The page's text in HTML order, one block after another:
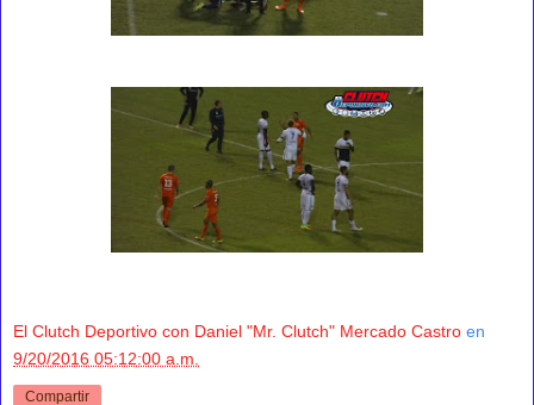
El Clutch Deportivo con Daniel "Mr. Clutch" Mercado Castro en
9/20/2016 05:12:00 a.m.
Compartir